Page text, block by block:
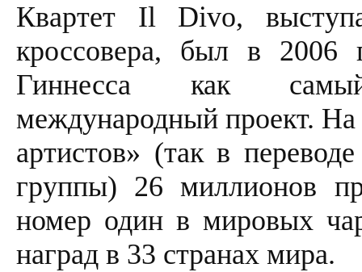
Квартет Il Divo,
кроссовера, был в 2006
Гиннесса как
международный проект. На
артистов» (так в
группы) 26 миллионов
номер один в мировых
наград в 33 странах мира.